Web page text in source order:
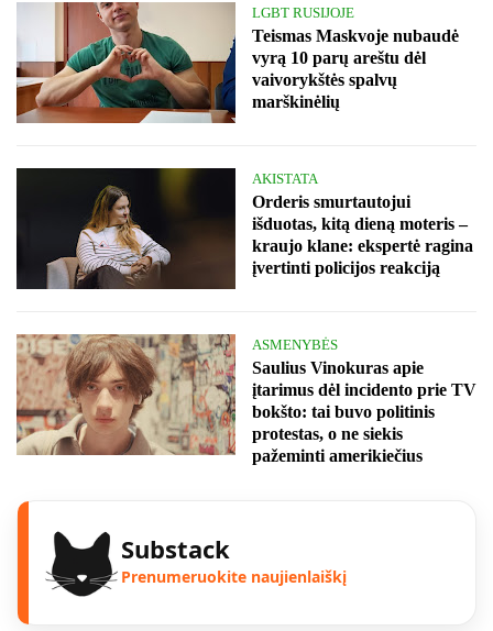
LGBT RUSIJOJE
Teismas Maskvoje nubaudė
vyrą 10 parų areštu dėl
vaivorykštės spalvų
marškinėlių
AKISTATA
Orderis smurtautojui
išduotas, kitą dieną moteris –
kraujo klane: ekspertė ragina
įvertinti policijos reakciją
ASMENYBĖS
Saulius Vinokuras apie
įtarimus dėl incidento prie TV
bokšto: tai buvo politinis
protestas, o ne siekis
pažeminti amerikiečius
Substack
Prenumeruokite naujienlaiškį